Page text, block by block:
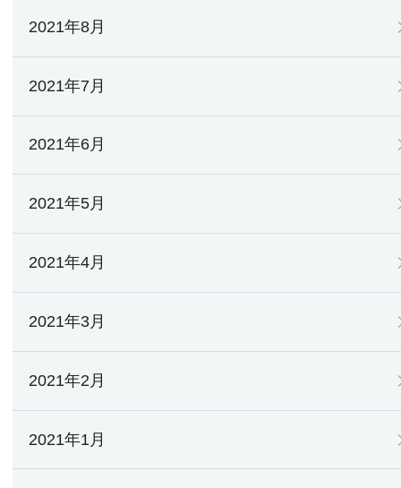
2021年8月
2021年7月
2021年6月
2021年5月
2021年4月
2021年3月
2021年2月
2021年1月